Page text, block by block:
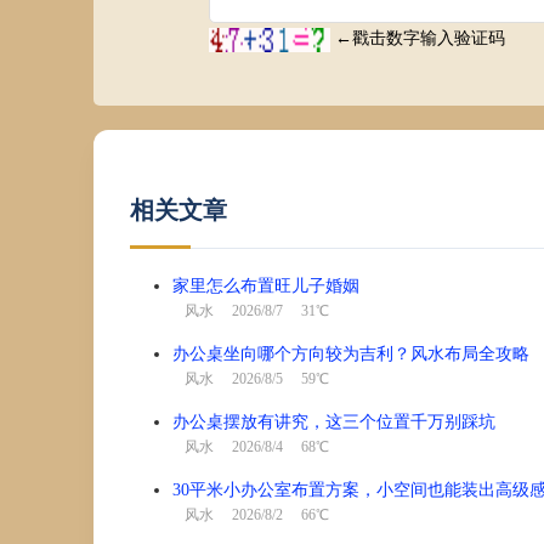
相关文章
家里怎么布置旺儿子婚姻
风水 2026/8/7 31℃
办公桌坐向哪个方向较为吉利？风水布局全攻略
风水 2026/8/5 59℃
办公桌摆放有讲究，这三个位置千万别踩坑
风水 2026/8/4 68℃
30平米小办公室布置方案，小空间也能装出高级
风水 2026/8/2 66℃